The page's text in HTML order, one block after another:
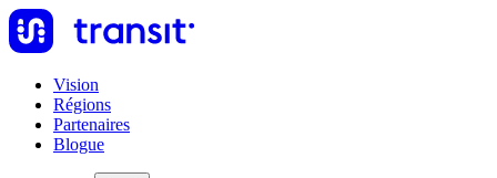
Vision
Régions
Partenaires
Blogue